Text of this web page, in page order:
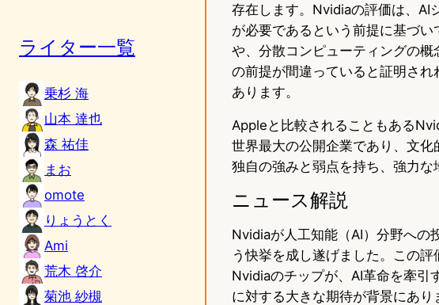
ライター一覧
乗杉 海
山本 達也
森 祐佳
まお
omote
りょうとく
Ami
荒木 啓介
菊池 紗槻
存在します。Nvidiaの評価は、AI
が必要であるという前提に基づ
や、分散コンピューティングの
の前提が間違っていると証明さ
あります。
Appleと比較されることもある
世界最大の公開企業であり、文
独自の強みと弱点を持ち、強力な
ニュース解説
Nvidiaが人工知能（AI）分野への
う快挙を成し遂げました。この
Nvidiaのチップが、AI革命を牽引
に対する大きな期待が背景にあり